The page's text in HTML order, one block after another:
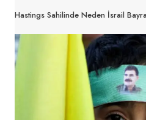
Hastings Sahilinde Neden İsrail